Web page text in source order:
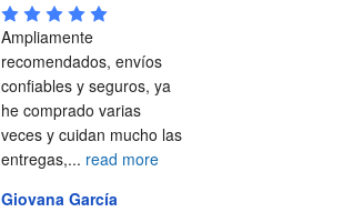
Ampliamente
recomendados, envíos
confiables y seguros, ya
he comprado varias
veces y cuidan mucho las
entregas,... read more
Giovana García